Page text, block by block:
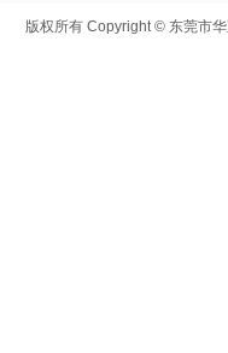
版权所有 Copyright © 东莞市